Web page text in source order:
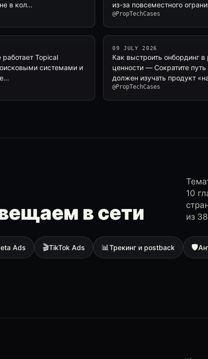
в кол…
из-за повсеместного
@PropTechCases
Topical
системами и
09 JULY 2026
Как выстроить онбординг
ценности — Сократите
должен изучать продукт
@PropTechCases
в сети
10
из
Ads 🎬TikTok Ads 📊Трекинг и postback 🛡